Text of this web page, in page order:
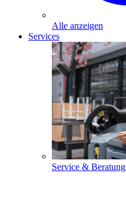
Alle anzeigen
Services
Service & Beratung